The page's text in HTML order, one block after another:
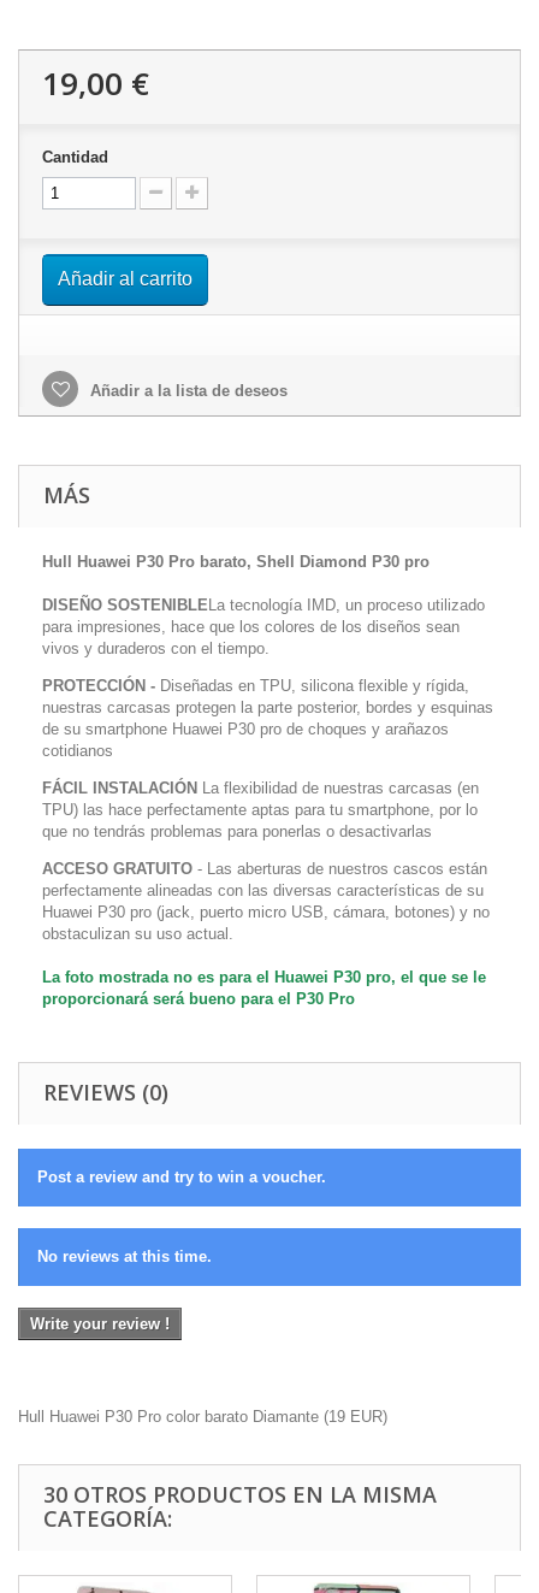
19,00 €
Cantidad
Añadir al carrito
Añadir a la lista de deseos
MÁS
Hull Huawei P30 Pro barato, Shell Diamond P30 pro
DISEÑO SOSTENIBLE La tecnología IMD, un proceso utilizado
para impresiones, hace que los colores de los diseños sean
vivos y duraderos con el tiempo.
PROTECCIÓN - Diseñadas en TPU, silicona flexible y rígida,
nuestras carcasas protegen la parte posterior, bordes y esquinas
de su smartphone Huawei P30 pro de choques y arañazos
cotidianos
FÁCIL INSTALACIÓN La flexibilidad de nuestras carcasas (en
TPU) las hace perfectamente aptas para tu smartphone, por lo
que no tendrás problemas para ponerlas o desactivarlas
ACCESO GRATUITO - Las aberturas de nuestros cascos están
perfectamente alineadas con las diversas características de su
Huawei P30 pro (jack, puerto micro USB, cámara, botones) y no
obstaculizan su uso actual.
La foto mostrada no es para el Huawei P30 pro, el que se le
proporcionará será bueno para el P30 Pro
REVIEWS (0)
Post a review and try to win a voucher.
No reviews at this time.
Write your review !
Hull Huawei P30 Pro color barato Diamante (19 EUR)
30 OTROS PRODUCTOS EN LA MISMA
CATEGORÍA: